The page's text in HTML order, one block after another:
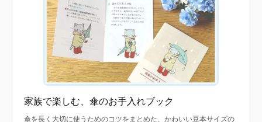
家族で楽しむ、傘のお手入れブック
傘を長く大切に使うためのコツをまとめた、かわいい豆本サイズの